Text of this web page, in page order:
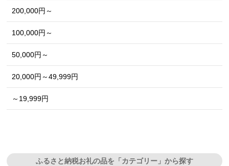
200,000円～
100,000円～
50,000円～
20,000円～49,999円
～19,999円
ふるさと納税お礼の品を「カテゴリー」から探す